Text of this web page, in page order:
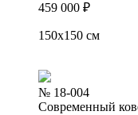
459 000 ₽
150x150 см
№ 18-004
Современный